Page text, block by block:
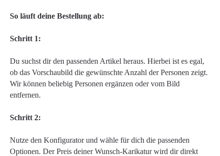
So läuft deine Bestellung ab:
Schritt 1:
Du suchst dir den passenden Artikel heraus. Hierbei ist es egal,
ob das Vorschaubild die gewünschte Anzahl der Personen zeigt.
Wir können beliebig Personen ergänzen oder vom Bild
entfernen.
Schritt 2:
Nutze den Konfigurator und wähle für dich die passenden
Optionen. Der Preis deiner Wunsch-Karikatur wird dir direkt